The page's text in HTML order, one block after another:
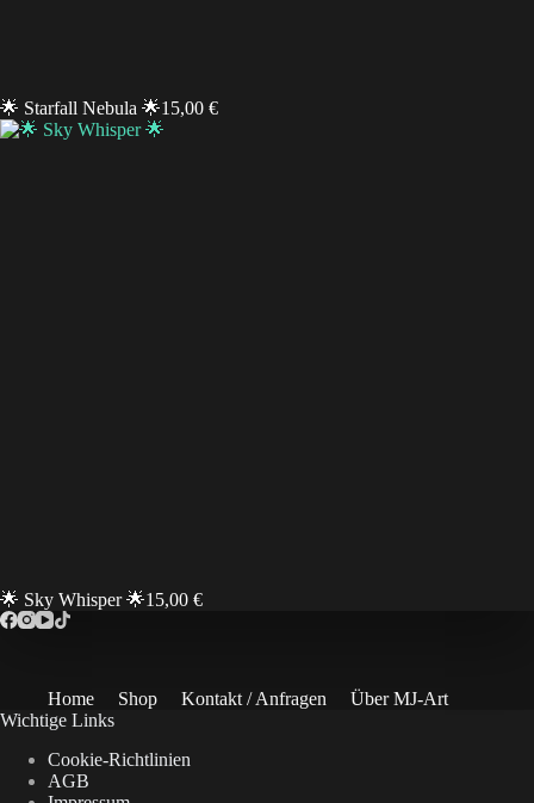
🌟 Starfall Nebula 🌟15,00 €
🌟 Sky Whisper 🌟15,00 €
Home Shop Kontakt / Anfragen
Über MJ-Art
Wichtige Links
Cookie-Richtlinien
AGB